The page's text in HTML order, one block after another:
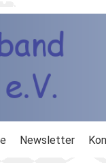
Newsletter